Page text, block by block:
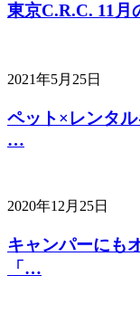
東京C.R.C. 11
2021年5月25日
ペット×レンタ
…
2020年12月25日
キャンパーにも
「…